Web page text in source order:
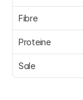
Fibre
Proteine
Sale